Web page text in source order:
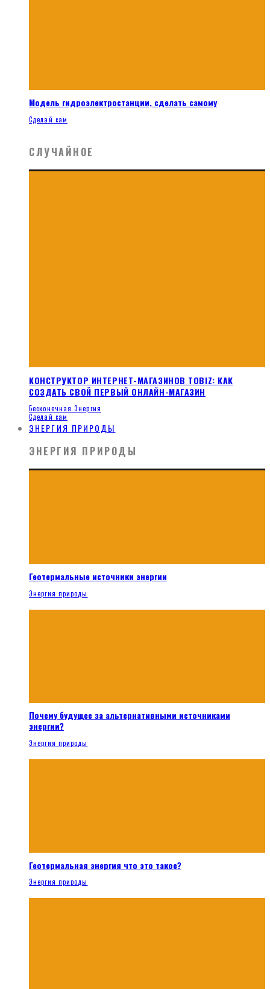
Модель гидроэлектростанции, сделать самому
Сделай сам
СЛУЧАЙНОЕ
КОНСТРУКТОР ИНТЕРНЕТ-МАГАЗИНОВ TOBIZ: КАК
СОЗДАТЬ СВОЙ ПЕРВЫЙ ОНЛАЙН-МАГАЗИН
Бесконечная Энергия
Сделай сам
ЭНЕРГИЯ ПРИРОДЫ
ЭНЕРГИЯ ПРИРОДЫ
Геотермальные источники энергии
Энергия природы
Почему будущее за альтернативными источниками
энергии?
Энергия природы
Геотермальная энергия что это такое?
Энергия природы